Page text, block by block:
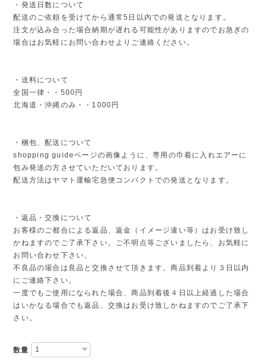
・発送日数について
配送のご依頼を受けてから通常5日以内での発送となります。
注文が込み合った場合納期が遅れる可能性がありますのでお急ぎの
場合はお気軽にお問い合わせよりご連絡ください。
・送料について
全国一律・・500円
北海道・沖縄のみ・・1000円
・梱包、配送について
shopping guideページの画像ように、専用の巾着に入れエアーに
包み発送の方させていただいております。
配送方法はヤマト運輸宅急便コンパクトでの発送となります。
・返品・交換について
お客様のご都合による返品、返金（イメージ違い等）はお受け致し
かねますのでご了承下さい。ご不明点等ございましたら、お気軽に
お問い合わせ下さい。
不良品の場合は良品と交換させて頂きます。商品到着より３日以内
にご連絡下さい。
一度でもご使用になられた場合、商品到着後４日以上経過した場合
はいかなる場合でも返品、交換はお受け致しかねますのでご了承下
さい。
数量